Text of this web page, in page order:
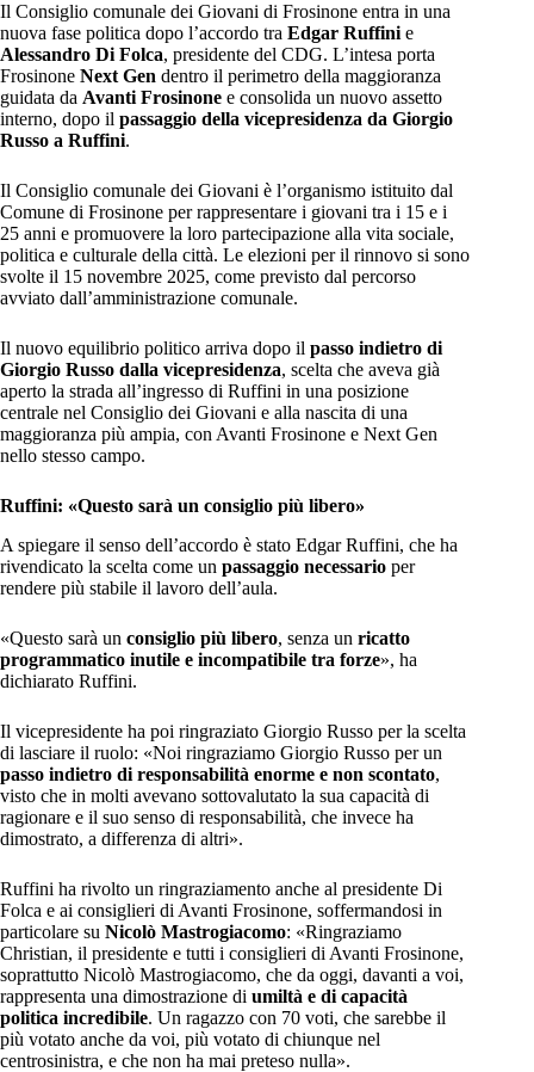
Il Consiglio comunale dei Giovani di Frosinone entra in una
nuova fase politica dopo l’accordo tra Edgar Ruffini e
Alessandro Di Folca, presidente del CDG. L’intesa porta
Frosinone Next Gen dentro il perimetro della maggioranza
guidata da Avanti Frosinone e consolida un nuovo assetto
interno, dopo il passaggio della vicepresidenza da Giorgio
Russo a Ruffini.
Il Consiglio comunale dei Giovani è l’organismo istituito dal
Comune di Frosinone per rappresentare i giovani tra i 15 e i
25 anni e promuovere la loro partecipazione alla vita sociale,
politica e culturale della città. Le elezioni per il rinnovo si sono
svolte il 15 novembre 2025, come previsto dal percorso
avviato dall’amministrazione comunale.
Il nuovo equilibrio politico arriva dopo il passo indietro di
Giorgio Russo dalla vicepresidenza, scelta che aveva già
aperto la strada all’ingresso di Ruffini in una posizione
centrale nel Consiglio dei Giovani e alla nascita di una
maggioranza più ampia, con Avanti Frosinone e Next Gen
nello stesso campo.
Ruffini: «Questo sarà un consiglio più libero»
A spiegare il senso dell’accordo è stato Edgar Ruffini, che ha
rivendicato la scelta come un passaggio necessario per
rendere più stabile il lavoro dell’aula.
«Questo sarà un consiglio più libero, senza un ricatto
programmatico inutile e incompatibile tra forze», ha
dichiarato Ruffini.
Il vicepresidente ha poi ringraziato Giorgio Russo per la scelta
di lasciare il ruolo: «Noi ringraziamo Giorgio Russo per un
passo indietro di responsabilità enorme e non scontato,
visto che in molti avevano sottovalutato la sua capacità di
ragionare e il suo senso di responsabilità, che invece ha
dimostrato, a differenza di altri».
Ruffini ha rivolto un ringraziamento anche al presidente Di
Folca e ai consiglieri di Avanti Frosinone, soffermandosi in
particolare su Nicolò Mastrogiacomo: «Ringraziamo
Christian, il presidente e tutti i consiglieri di Avanti Frosinone,
soprattutto Nicolò Mastrogiacomo, che da oggi, davanti a voi,
rappresenta una dimostrazione di umiltà e di capacità
politica incredibile. Un ragazzo con 70 voti, che sarebbe il
più votato anche da voi, più votato di chiunque nel
centrosinistra, e che non ha mai preteso nulla».